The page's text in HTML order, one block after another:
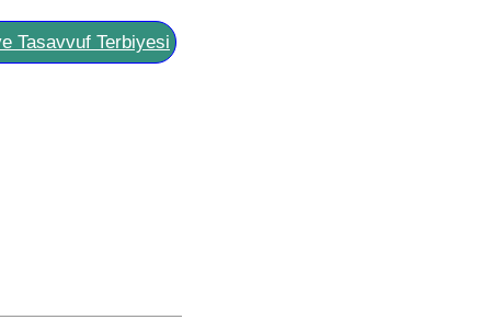
Tasavvuf Terbiyesi